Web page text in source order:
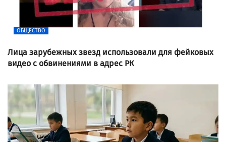
ОБЩЕСТВО
Лица зарубежных звезд использовали для фейковых
видео с обвинениями в адрес РК